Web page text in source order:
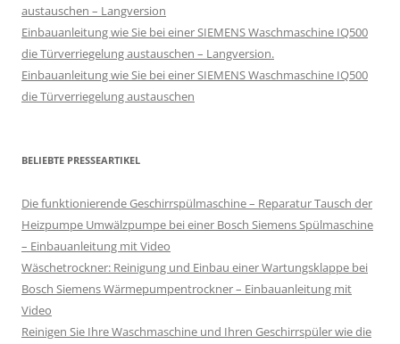
austauschen – Langversion
Einbauanleitung wie Sie bei einer SIEMENS Waschmaschine IQ500
die Türverriegelung austauschen – Langversion.
Einbauanleitung wie Sie bei einer SIEMENS Waschmaschine IQ500
die Türverriegelung austauschen
BELIEBTE PRESSEARTIKEL
Die funktionierende Geschirrspülmaschine – Reparatur Tausch der
Heizpumpe Umwälzpumpe bei einer Bosch Siemens Spülmaschine
– Einbauanleitung mit Video
Wäschetrockner: Reinigung und Einbau einer Wartungsklappe bei
Bosch Siemens Wärmepumpentrockner – Einbauanleitung mit
Video
Reinigen Sie Ihre Waschmaschine und Ihren Geschirrspüler wie die